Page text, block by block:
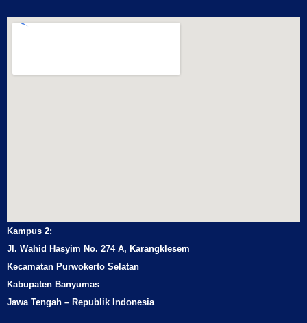
Kampus 2:
Jl. Wahid Hasyim No. 274 A, Karangklesem
Kecamatan Purwokerto Selatan
Kabupaten Banyumas
Jawa Tengah – Republik Indonesia